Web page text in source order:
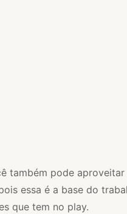
também pode
essa é a base do
que tem no play.